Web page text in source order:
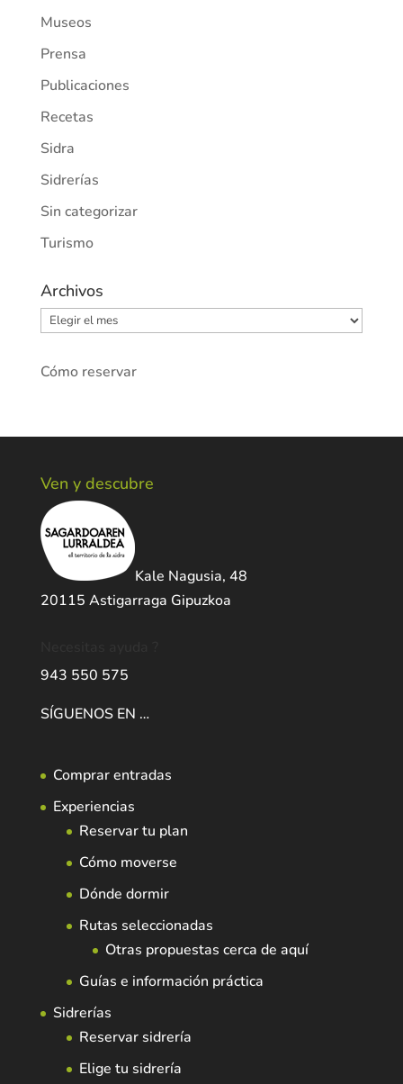
Museos
Prensa
Publicaciones
Recetas
Sidra
Sidrerías
Sin categorizar
Turismo
Archivos
Archivos
Cómo reservar
Ven y descubre
Kale Nagusia, 48
20115 Astigarraga Gipuzkoa
943 550 575
SÍGUENOS EN …
Comprar entradas
Experiencias
Reservar tu plan
Cómo moverse
Dónde dormir
Rutas seleccionadas
Otras propuestas cerca de aquí
Guías e información práctica
Sidrerías
Reservar sidrería
Elige tu sidrería